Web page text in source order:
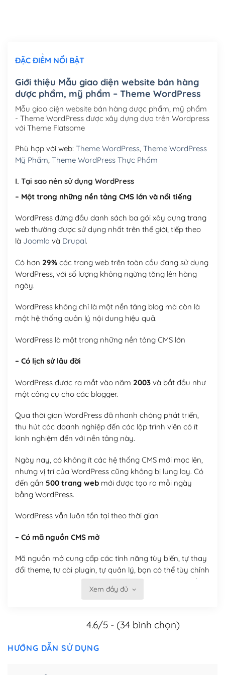
Mua thêm Host + Tên miền
Tên miền quốc tế .com .net .org (1 năm)
Tên miền Việt Nam .vn (1 năm)(+550,000₫)
Hosting 2GB SSD (1 năm) (+450,000₫)
Hosting 5GB SSD (1 năm)(+650,000₫)
Hosting 8GB SSD (1 năm)
ĐẶC ĐIỂM NỔI BẬT
Giới thiệu Mẫu giao diện website bán hàng
dược phẩm, mỹ phẩm – Theme WordPress
Mẫu giao diện website bán hàng dược phẩm, mỹ phẩm
- Theme WordPress được xây dựng dựa trên Wordpress
với Theme Flatsome
Phù hợp với web: Theme WordPress, Theme WordPress
Mỹ Phẩm, Theme WordPress Thực Phẩm
I. Tại sao nên sử dụng WordPress
– Một trong những nền tảng CMS lớn và nổi tiếng
WordPress đứng đầu danh sách ba gói xây dựng trang
web thường được sử dụng nhất trên thế giới, tiếp theo
là Joomla và Drupal.
Có hơn 29%các trang web trên toàn cầu đang sử dụng
WordPress, với số lượng không ngừng tăng lên hàng
ngày.
WordPress không chỉ là một nền tảng blog mà còn là
một hệ thống quản lý nội dung hiệu quả.
WordPress là một trong những nền tảng CMS lớn
– Có lịch sử lâu đời
WordPress được ra mắt vào năm 2003và bắt đầu như
một công cụ cho các blogger.
Qua thời gian WordPress đã nhanh chóng phát triển,
thu hút các doanh nghiệp đến các lập trình viên có ít
kinh nghiệm đến với nền tảng này.
Ngày nay, có không ít các hệ thống CMS mới mọc lên,
nhưng vị trí của WordPress cũng không bị lung lay. Có
đến gần 500 trang webmới được tạo ra mỗi ngày
bằng WordPress.
WordPress vẫn luôn tồn tại theo thời gian
– Có mã nguồn CMS mở
Mã nguồn mở cung cấp các tính năng tùy biến, tự thay
đổi theme, tự cài plugin, tự quản lý, bạn có thể tùy chỉnh
nó theo ý bạn mà không phải sử dụng dịch vụ tại bất
Có thể tùy biến trên website WordPress
Xem đầy đủ
4.6/5 - (34 bình chọn)
HƯỚNG DẪN SỬ DỤNG